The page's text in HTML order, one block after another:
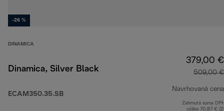
-26 %
DINAMICA
Dinamica, Silver Black
ECAM350.35.SB
379,00 €
509,00 €
Navrhovaná cena
Zahrnutá suma
výške 70,87 €